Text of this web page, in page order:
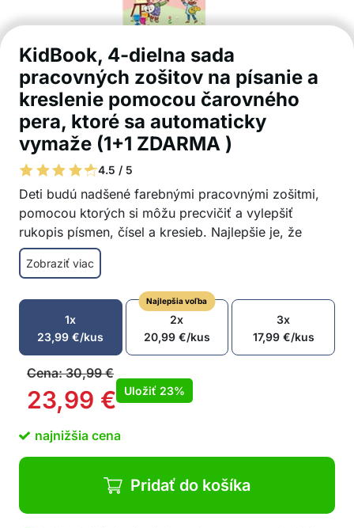
KidBook, 4-dielna sada
pracovných zošitov na písanie a
kreslenie pomocou čarovného
pera, ktoré sa automaticky
vymaže (1+1 ZDARMA )
4.5 / 5
Deti budú nadšené farebnými pracovnými zošitmi,
pomocou ktorých si môžu precvičiť a vylepšiť
rukopis písmen, čísel a kresieb. Najlepšie je, že
zošity môžete používať viackrát, pretože čarovné
pero sa po zaschnutí automaticky vymaže!
Skvelá pomôcka na výučbu angličtiny
Vhodné na zlepšenie motoriky detí
4 rôzne zošity / témy: čísla, kreslenie,
matematika, anglická abeceda
Po vyschnutí písmo automaticky zmizne
Viacnásobne použitie
Skvelý darček pre každé dieťa od 3 rokov
Zobraziť viac
1x
23,99€/kus
Najlepšia voľba
2x
20,99 €/kus
3x
17,99 €/kus
Cena:30,99€
23,99 € Uložiť 23%
najnižšia cena
Pridať do košíka